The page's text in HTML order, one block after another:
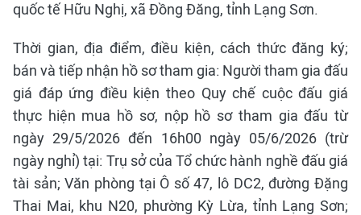
quốc tế Hữu Nghị, xã Đồng Đăng, tỉnh Lạng Sơn.
Thời gian, địa điểm, điều kiện, cách thức đăng ký;
bán và tiếp nhận hồ sơ tham gia: Người tham gia đấu
giá đáp ứng điều kiện theo Quy chế cuộc đấu giá
thực hiện mua hồ sơ, nộp hồ sơ tham gia đấu từ
ngày 29/5/2026 đến 16h00 ngày 05/6/2026 (trừ
ngày nghỉ) tại: Trụ sở của Tổ chức hành nghề đấu giá
tài sản; Văn phòng tại Ô số 47, lô DC2, đường Đặng
Thai Mai, khu N20, phường Kỳ Lừa, tỉnh Lạng Sơn;